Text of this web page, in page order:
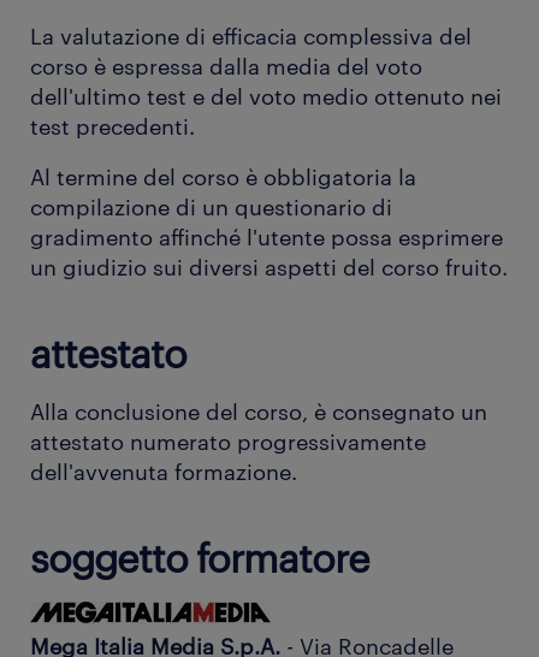
La valutazione di efficacia complessiva del
corso è espressa dalla media del voto
dell'ultimo test e del voto medio ottenuto nei
test precedenti.
Al termine del corso è obbligatoria la
compilazione di un questionario di
gradimento affinché l'utente possa esprimere
un giudizio sui diversi aspetti del corso fruito.
attestato
Alla conclusione del corso, è consegnato un
attestato numerato progressivamente
dell'avvenuta formazione.
soggetto formatore
Mega Italia Media S.p.A. - Via Roncadelle